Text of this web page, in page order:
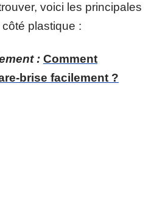
voici les principales
plastique :
: Comment
brise facilement ?